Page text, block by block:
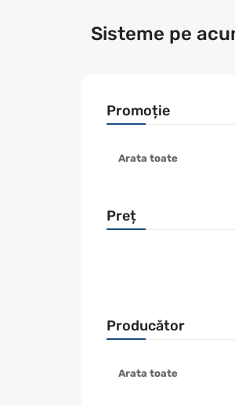
Sisteme pe
Promoție
Promotie
Arata toate
Preț
Producător
BOSCH
Arata toate